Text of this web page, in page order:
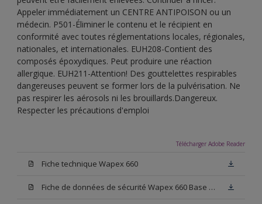
Appeler immédiatement un CENTRE ANTIPOISON ou un
médecin. P501-Éliminer le contenu et le récipient en
conformité avec toutes réglementations locales, régionales,
nationales, et internationales. EUH208-Contient des
composés époxydiques. Peut produire une réaction
allergique. EUH211-Attention! Des gouttelettes respirables
dangereuses peuvent se former lors de la pulvérisation. Ne
pas respirer les aérosols ni les brouillards.Dangereux.
Respecter les précautions d'emploi
Télécharger Adobe Reader
Fiche technique Wapex 660
Fiche de données de sécurité Wapex 660 Base W05